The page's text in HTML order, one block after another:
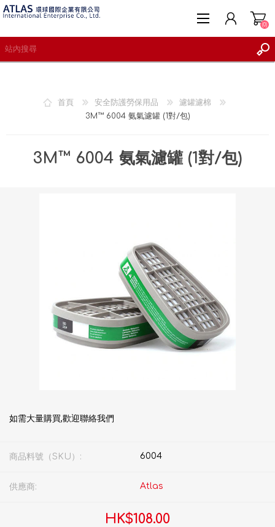
願望清單
(0)
首頁 安全防護勞保用品
濾罐濾棉
3M™ 6004 氨氣濾罐 (1對/包)
3M™ 6004 氨氣濾罐 (1對/包)
如需大量購買,歡迎聯絡我們
商品料號（SKU）: 6004
供應商: Atlas
HK$108.00